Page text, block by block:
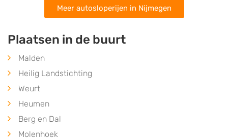
Meer autosloperijen in Nijmegen
Plaatsen in de buurt
Malden
Heilig Landstichting
Weurt
Heumen
Berg en Dal
Molenhoek